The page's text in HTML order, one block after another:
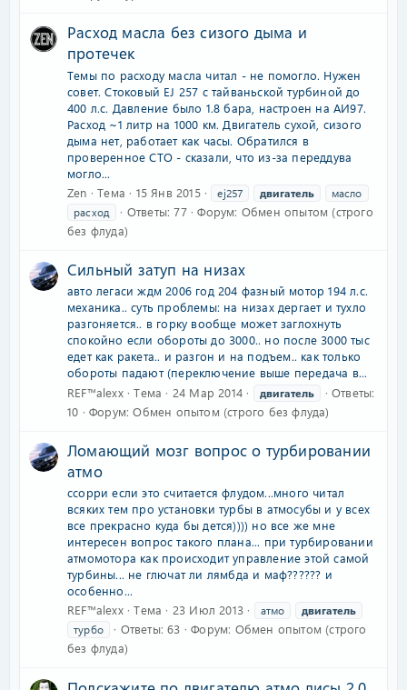
Расход масла без сизого дыма и
протечек
Темы по расходу масла читал - не помогло. Нужен
совет. Стоковый EJ 257 с тайваньской турбиной до
400 л.с. Давление было 1.8 бара, настроен на АИ97.
Расход ~1 литр на 1000 км. Двигатель сухой, сизого
дыма нет, работает как часы. Обратился в
проверенное СТО - сказали, что из-за переддува
могло...
Zen
Тема 15 Янв 2015 ej257 двигатель
масло
расход
Ответы: 77 Форум: Обмен опытом (строго
без флуда)
Cильный затуп на низах
авто легаси ждм 2006 год 204 фазный мотор 194 л.с.
механика.. суть проблемы: на низах дергает и тухло
разгоняется.. в горку вообще может заглохнуть
спокойно если обороты до 3000.. но после 3000 тыс
едет как ракета.. и разгон и на подъем.. как только
обороты падают (переключение выше передача в...
REF™alexx
Тема 24 Мар 2014 двигатель
Ответы:
10
Форум:Обмен опытом (строго без флуда)
Ломающий мозг вопрос о турбировании
атмо
ссорри если это считается флудом...много читал
всяких тем про установки турбы в атмосубы и у всех
все прекрасно куда бы дется)))) но все же мне
интересен вопрос такого плана... при турбировании
атмомотора как происходит управление этой самой
турбины... не глючат ли лямбда и маф?????? и
особенно...
REF™alexx
Тема 23 Июл 2013 атмо
двигатель
турбо
Ответы: 63 Форум: Обмен опытом (строго
без флуда)